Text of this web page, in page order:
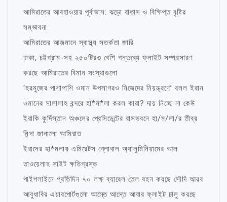
আমিরাতের আবহাওয়ার পূর্বাভাস: ঝড়ো বাতাস ও বিক্ষিপ্ত বৃষ্টির
সম্ভাবনা
আমিরাতের আজমানে স্বাস্থ্য সতর্কতা জারি
ঢাকা, চট্টগ্রাম-সহ ২৫০টিরও বেশি গন্তব্যে ফ্লাইট সম্প্রসারণ
করছে আমিরাতের বিমান সংস্থাগুলো
‘হরমুজের পাশাপাশি ওমান উপসাগরও নিজেদের নিয়ন্ত্রণে’ বলল ইরান
ওমানের সালালাহ বন্দরে হা*ম*লা করল কারা? দায় নিচ্ছে না কেউ
ইরাকি কুর্দিস্তান অঞ্চলের প্রেসিডেন্টের বাসভবনে হা/ম/লা/র তীব্র
নিন্দা জানালো আমিরাত
ইরানের হা*মলায় এমিরেটস গ্লোবাল অ্যালুমিনিয়ামের আল
তাওয়েলাহ সাইট ক্ষতিগ্রস্ত
পাইপলাইনে প্রতিদিন ৭০ লক্ষ ব্যারেল তেল বহন করছে সৌদি আরব
আবুধাবির এয়ারপোর্টগুলো আস্তে আস্তে আবার ফ্লাইট চালু করছে